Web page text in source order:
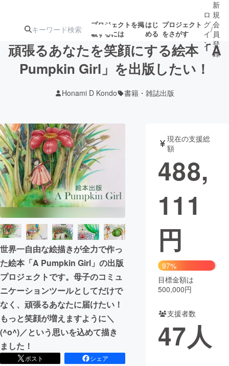
プロジェクトを掲
載するには
はじ
める
プロジェクト
をさがす
ターン
ジェクト
募集終了が近いプ
ロジェクト
アート・写真 音楽
テクノロジー・ガジェット ゲーム・サ
映像・映画
ビジネス・起業
まちづくり・地域活性化
CAMPFIRE for Social Good
CAMPFIRE Creation
CAMPFIREふるさと納税machi-ya コミュニティ
ロ
グ
イ
ン
/
新
規
会
員
登
録
頑張るあなたを笑顔にする絵本「A
Pumpkin Girl」を出版したい！
Honami D Kondo 書籍・雑誌出版
世界一自由な絵描きが全力で作っ
た絵本「A Pumpkin Girl」の出版
プロジェクトです。母子のコミュ
ニケーションツールとしてだけで
なく、頑張るあなたに届けたい！
もっと笑顔が増えますように＼
(^o^)／という思いを込めて描き
ました！
ポスト
シェア
現在の支援総
額
488,
111
円
97%
目標金額は
500,000円
支援者数
47人